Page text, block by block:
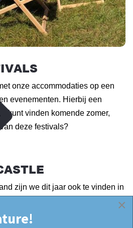
onze accommodaties op een
evenementen. Hierbij een
kunt vinden komende zomer,
deze festivals?
zijn we dit jaar ook te vinden in
medium-sized festival van Europa
te wachten. Wil je na een dag
×